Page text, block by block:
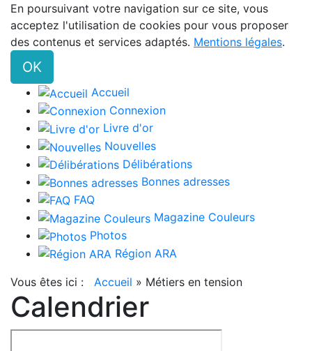
En poursuivant votre navigation sur ce site, vous
acceptez l'utilisation de cookies pour vous proposer
des contenus et services adaptés. Mentions légales.
OK
Accueil
Connexion
Livre d'or
Nouvelles
Délibérations
Bonnes adresses
FAQ
Magazine Couleurs
Photos
Région ARA
Vous êtes ici : Accueil » Métiers en tension
Calendrier